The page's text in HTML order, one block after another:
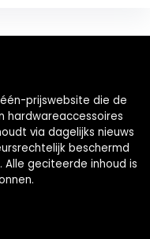
prijswebsite die de
via dagelijks nieuws
beschermd
geciteerde inhoud is